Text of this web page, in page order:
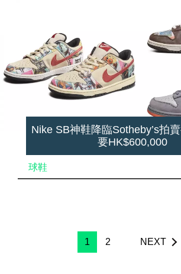
Nike SB神鞋降臨Sotheby’s拍
要HK$600,000
球鞋
1 2 NEXT